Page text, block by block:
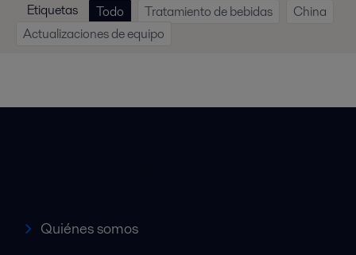
Etiquetas Todo Tratamiento de bebidas
China
Actualizaciones de equipo
Quiénes somos